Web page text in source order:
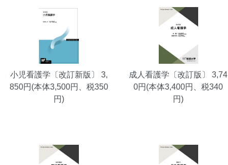
小児看護学〔改訂新版〕
3,
850円(本体3,500円、税350
円)
成人看護学〔改訂版〕
3,74
0円(本体3,400円、税340
円)